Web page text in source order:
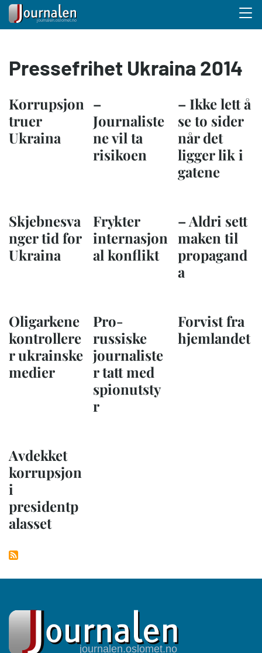
hovedinnhold
Pressefrihet Ukraina 2014
Korrupsjon
truer
Ukraina
–
Journaliste
ne vil ta
risikoen
– Ikke lett å
se to sider
når det
ligger lik i
gatene
Skjebnesva
nger tid for
Ukraina
Frykter
internasjon
al konflikt
– Aldri sett
maken til
propagand
a
Oligarkene
kontrollere
r ukrainske
medier
Pro-
russiske
journaliste
r tatt med
spionutsty
r
Forvist fra
hjemlandet
Avdekket
korrupsjon
i
presidentp
alasset